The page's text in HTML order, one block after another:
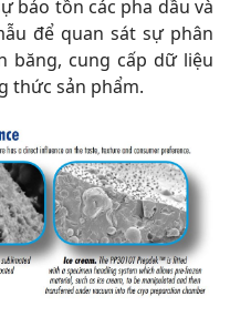
bảo tồn các pha dầu và
để quan sát sự phân
băng, cung cấp dữ liệu
thức sản phẩm.